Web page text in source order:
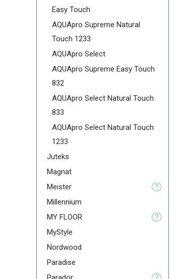
Easy Touch
AQUApro Supreme Natural
Touch 1233
AQUApro Select
AQUApro Supreme Easy Touch
832
AQUApro Select Natural Touch
833
AQUApro Select Natural Touch
1233
Juteks
Magnat
Meister
?
Millennium
MY FLOOR
?
MyStyle
Nordwood
Paradise